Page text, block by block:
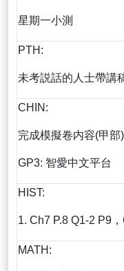
星期一小測
PTH:
未考説話的人士帶講
CHIN:
完成模擬卷内容(甲部)
GP3: 智愛中文平台
HIST:
1. Ch7 P.8 Q1-2 P9
MATH: